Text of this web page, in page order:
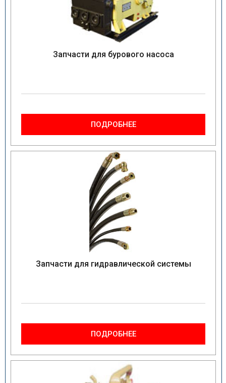
Запчасти для бурового насоса
ПОДРОБНЕЕ
Запчасти для гидравлической системы
ПОДРОБНЕЕ